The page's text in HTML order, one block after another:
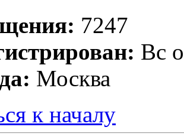
7247
Вс
Москва
к началу